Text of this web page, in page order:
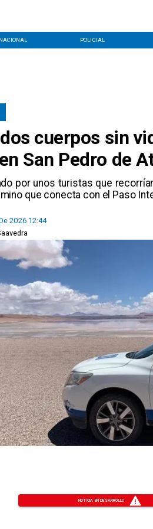
NACIONAL POLICIAL
cuerpos sin
San Pedro de
por unos turistas que
que conecta con el Paso
2026 12:44
NOTICIA EN DESARROLLO